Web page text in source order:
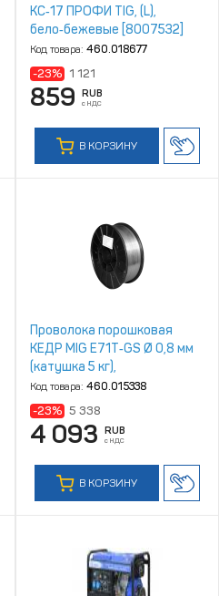
КС‑17 ПРОФИ TIG, (L),
бело‑бежевые [8007532]
Код товара: 460.018677
-23% 1 121
859 RUB
с НДС
В КОРЗИНУ
Проволока порошковая
КЕДР MIG E71T‑GS Ø 0,8 мм
(катушка 5 кг),
самозащитная
Код товара: 460.015338
-23% 5 338
4 093 RUB
с НДС
В КОРЗИНУ